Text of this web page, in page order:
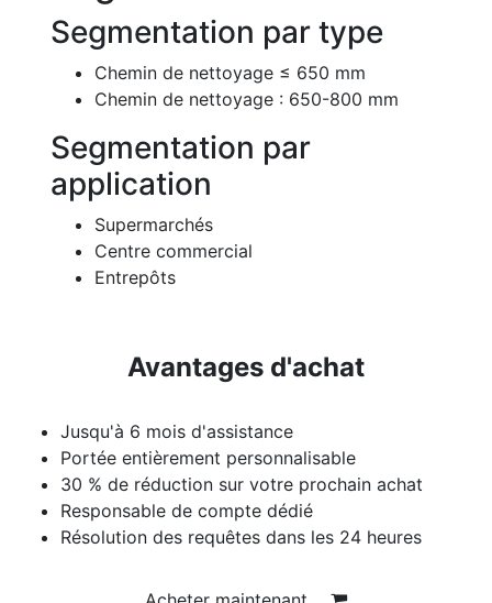
Segmentation par type
Chemin de nettoyage ≤ 650 mm
Chemin de nettoyage : 650-800 mm
Segmentation par
application
Supermarchés
Centre commercial
Entrepôts
Avantages d'achat
Jusqu'à 6 mois d'assistance
Portée entièrement personnalisable
30 % de réduction sur votre prochain achat
Responsable de compte dédié
Résolution des requêtes dans les 24 heures